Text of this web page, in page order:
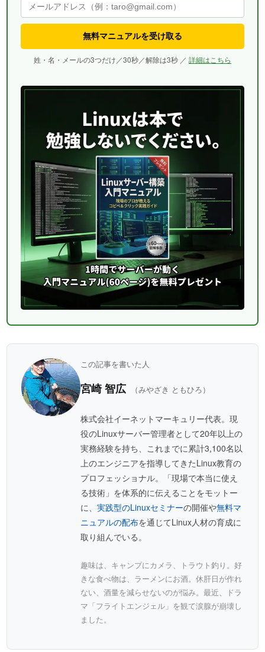
無料マニュアルを受け取る
姓・名・メールの3つだけ／30秒／解除は3秒 ／ 詳細はこちら
この記事を書いた人
宮崎 智広 （みやざき ともひろ）
株式会社イーネットマーキュリー代表。現
役のLinuxサーバー管理者として20年以上の
実務経験を持ち、これまでに累計3,100名以
上のエンジニアを指導してきたLinux教育の
プロフェッショナル。「現場で本当に使え
る技術」を体系的に伝えることをモットー
に、実践型のLinuxセミナーの開催や無料マ
ニュアルの配布を通じてLinux人材の育成に
取り組んでいる。
趣味は、キャンプにカメラ、トラウト釣り。好
きな食べ物は、ラーメンにお酒。休肝日が作れ
ない、酒量を減らせないのが悩み。最近、ドラ
マ「フライトエンジェル」を観て涙腺が崩壊し
ました。